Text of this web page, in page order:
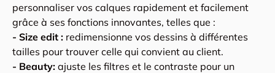
personnaliser vos calques rapidement et facilement
grâce à ses fonctions innovantes, telles que :
- Size edit : redimensionne vos dessins à différentes
tailles pour trouver celle qui convient au client.
- Beauty: ajuste les filtres et le contraste pour un